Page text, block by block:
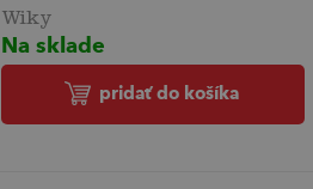
Wiky
Na sklade
pridať do košíka